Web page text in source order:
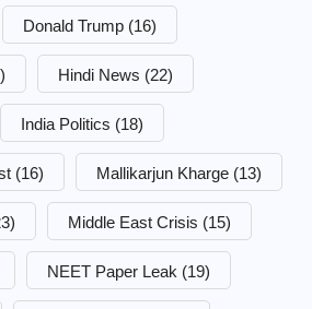
Donald Trump (16)
Hindi News (22)
India Politics (18)
(16) Mallikarjun Kharge (13)
Middle East Crisis (15)
NEET Paper Leak (19)